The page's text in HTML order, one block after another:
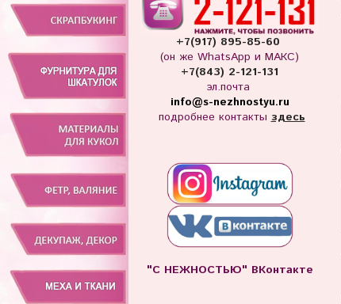
+7(917) 895-85-60
(он же WhatsApp и МАКС)
+7(843) 2-121-131
эл.почта
info@s-nezhnostyu.ru
подробнее контактыздесь
"С НЕЖНОСТЬЮ" ВКонтакте